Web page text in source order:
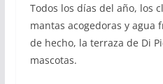
Todos los días del año, los
mantas acogedoras y agua
de hecho, la terraza de Di
mascotas.